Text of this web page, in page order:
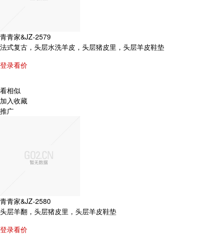
青青家&JZ-2579
法式复古，头层水洗羊皮，头层猪皮里，头层羊皮鞋垫
登录看价
看相似
加入收藏
推广
青青家&JZ-2580
头层羊翻，头层猪皮里，头层羊皮鞋垫
登录看价